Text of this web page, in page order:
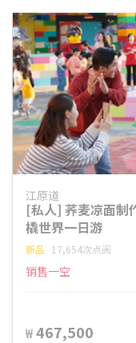
江原道
[私人] 荞麦凉面制
橇世界一日游
新品 17,654次点阅
销售一空
₩467,500